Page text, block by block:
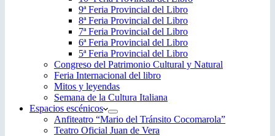
9ª Feria Provincial del Libro
8ª Feria Provincial del Libro
7ª Feria Provincial del Libro
6ª Feria Provincial del Libro
5ª Feria Provincial del Libro
Congreso del Patrimonio Cultural y Natural
Feria Internacional del libro
Mitos y leyendas
Semana de la Cultura Italiana
Espacios escénicos
Anfiteatro “Mario del Tránsito Cocomarola”
Teatro Oficial Juan de Vera